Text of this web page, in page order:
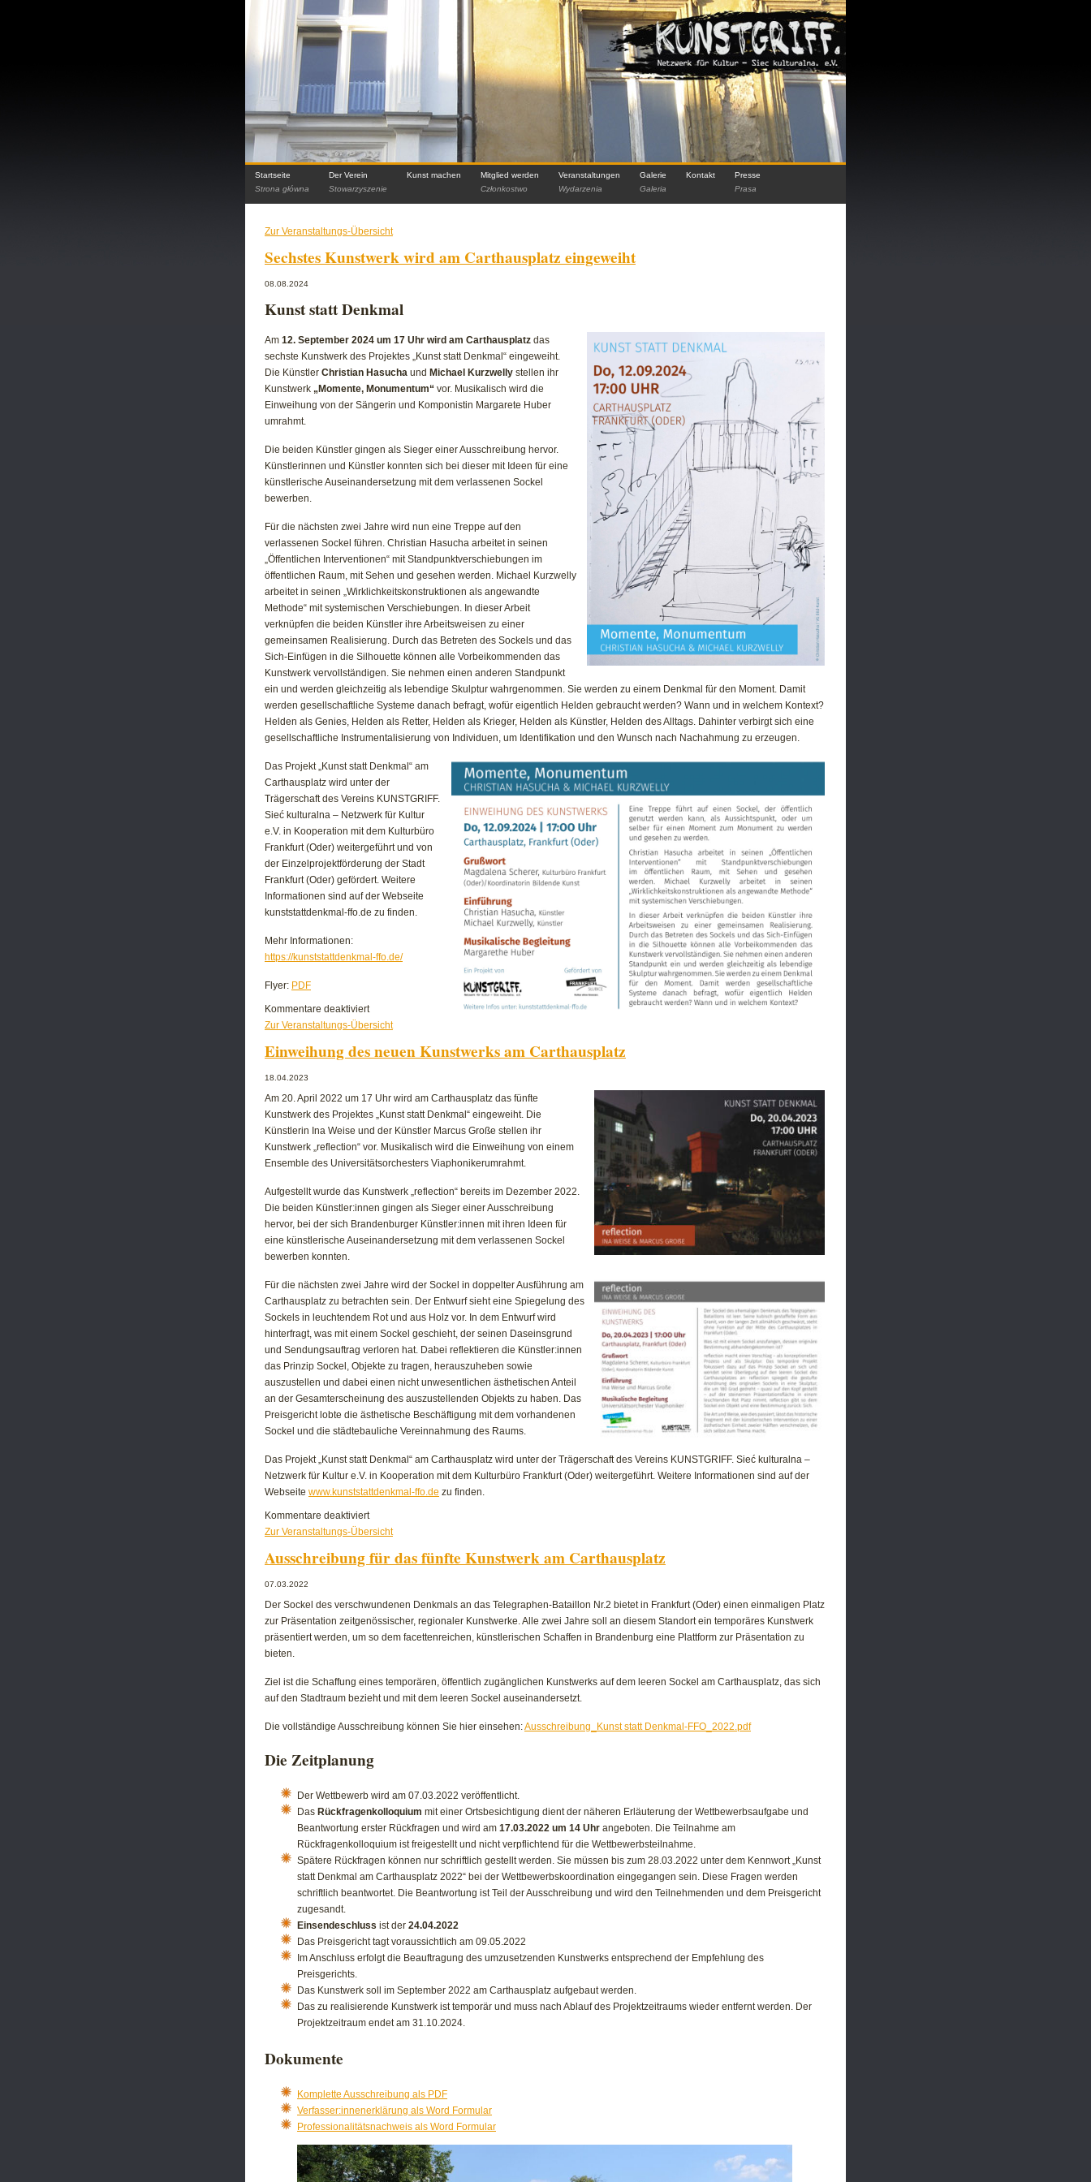
Startseite
Strona główna
Der Verein
Stowarzyszenie
Kunst machen
Mitglied werden
Członkostwo
Veranstaltungen
Wydarzenia
Galerie
Galeria
Kontakt
Presse
Prasa
Zur Veranstaltungs-Übersicht
Sechstes Kunstwerk wird am Carthausplatz eingeweiht
08.08.2024
Kunst statt Denkmal
Am 12. September 2024 um 17 Uhr wird am Carthausplatz das
sechste Kunstwerk des Projektes „Kunst statt Denkmal“ eingeweiht.
Die Künstler Christian Hasucha und Michael Kurzwelly stellen ihr
Kunstwerk „Momente, Monumentum“ vor. Musikalisch wird die
Einweihung von der Sängerin und Komponistin Margarete Huber
umrahmt.
Die beiden Künstler gingen als Sieger einer Ausschreibung hervor.
Künstlerinnen und Künstler konnten sich bei dieser mit Ideen für eine
künstlerische Auseinandersetzung mit dem verlassenen Sockel
bewerben.
Für die nächsten zwei Jahre wird nun eine Treppe auf den
verlassenen Sockel führen. Christian Hasucha arbeitet in seinen
„Öffentlichen Interventionen“ mit Standpunktverschiebungen im
öffentlichen Raum, mit Sehen und gesehen werden. Michael Kurzwelly
arbeitet in seinen „Wirklichkeitskonstruktionen als angewandte
Methode“ mit systemischen Verschiebungen. In dieser Arbeit
verknüpfen die beiden Künstler ihre Arbeitsweisen zu einer
gemeinsamen Realisierung. Durch das Betreten des Sockels und das
Sich-Einfügen in die Silhouette können alle Vorbeikommenden das
Kunstwerk vervollständigen. Sie nehmen einen anderen Standpunkt
ein und werden gleichzeitig als lebendige Skulptur wahrgenommen. Sie werden zu einem Denkmal für den Moment. Damit
werden gesellschaftliche Systeme danach befragt, wofür eigentlich Helden gebraucht werden? Wann und in welchem Kontext?
Helden als Genies, Helden als Retter, Helden als Krieger, Helden als Künstler, Helden des Alltags. Dahinter verbirgt sich eine
gesellschaftliche Instrumentalisierung von Individuen, um Identifikation und den Wunsch nach Nachahmung zu erzeugen.
Das Projekt „Kunst statt Denkmal“ am
Carthausplatz wird unter der
Trägerschaft des Vereins KUNSTGRIFF.
Sieć kulturalna – Netzwerk für Kultur
e.V. in Kooperation mit dem Kulturbüro
Frankfurt (Oder) weitergeführt und von
der Einzelprojektförderung der Stadt
Frankfurt (Oder) gefördert. Weitere
Informationen sind auf der Webseite
kunststattdenkmal-ffo.de zu finden.
Mehr Informationen:
https://kunststattdenkmal-ffo.de/
Flyer: PDF
Kommentare deaktiviertfür
Sechstes
wird
Zur Veranstaltungs-Übersicht
Einweihung des neuen Kunstwerks am Carthausplatz
18.04.2023
Am 20. April 2022 um 17 Uhr wird am Carthausplatz das fünfte
Kunstwerk des Projektes „Kunst statt Denkmal“ eingeweiht. Die
Künstlerin Ina Weise und der Künstler Marcus Große stellen ihr
Kunstwerk „reflection“ vor. Musikalisch wird die Einweihung von einem
Ensemble des Universitätsorchesters Viaphonikerumrahmt.
Aufgestellt wurde das Kunstwerk „reflection“ bereits im Dezember 2022.
Die beiden Künstler:innen gingen als Sieger einer Ausschreibung
hervor, bei der sich Brandenburger Künstler:innen mit ihren Ideen für
eine künstlerische Auseinandersetzung mit dem verlassenen Sockel
bewerben konnten.
Für die nächsten zwei Jahre wird der Sockel in doppelter Ausführung am
Carthausplatz zu betrachten sein. Der Entwurf sieht eine Spiegelung des
Sockels in leuchtendem Rot und aus Holz vor. In dem Entwurf wird
hinterfragt, was mit einem Sockel geschieht, der seinen Daseinsgrund
und Sendungsauftrag verloren hat. Dabei reflektieren die Künstler:innen
das Prinzip Sockel, Objekte zu tragen, herauszuheben sowie
auszustellen und dabei einen nicht unwesentlichen ästhetischen Anteil
an der Gesamterscheinung des auszustellenden Objekts zu haben. Das
Preisgericht lobte die ästhetische Beschäftigung mit dem vorhandenen
Sockel und die städtebauliche Vereinnahmung des Raums.
Das Projekt „Kunst statt Denkmal“ am Carthausplatz wird unter der Trägerschaft des Vereins KUNSTGRIFF. Sieć kulturalna –
Netzwerk für Kultur e.V. in Kooperation mit dem Kulturbüro Frankfurt (Oder) weitergeführt. Weitere Informationen sind auf der
Webseite www.kunststattdenkmal-ffo.de zu finden.
Kommentare deaktiviertfür
Einweihung
neuen
Zur Veranstaltungs-Übersicht
Ausschreibung für das fünfte Kunstwerk am Carthausplatz
07.03.2022
Der Sockel des verschwundenen Denkmals an das Telegraphen-Bataillon Nr.2 bietet in Frankfurt (Oder) einen einmaligen Platz
zur Präsentation zeitgenössischer, regionaler Kunstwerke. Alle zwei Jahre soll an diesem Standort ein temporäres Kunstwerk
präsentiert werden, um so dem facettenreichen, künstlerischen Schaffen in Brandenburg eine Plattform zur Präsentation zu
bieten.
Ziel ist die Schaffung eines temporären, öffentlich zugänglichen Kunstwerks auf dem leeren Sockel am Carthausplatz, das sich
auf den Stadtraum bezieht und mit dem leeren Sockel auseinandersetzt.
Die vollständige Ausschreibung können Sie hier einsehen:Ausschreibung_Kunst statt Denkmal-FFO_2022.pdf
Die Zeitplanung
Der Wettbewerb wird am 07.03.2022 veröffentlicht.
Das Rückfragenkolloquium mit einer Ortsbesichtigung dient der näheren Erläuterung der Wettbewerbsaufgabe und
Beantwortung erster Rückfragen und wird am 17.03.2022 um 14 Uhr angeboten. Die Teilnahme am
Rückfragenkolloquium ist freigestellt und nicht verpflichtend für die Wettbewerbsteilnahme.
Spätere Rückfragen können nur schriftlich gestellt werden. Sie müssen bis zum 28.03.2022 unter dem Kennwort „Kunst
statt Denkmal am Carthausplatz 2022“ bei der Wettbewerbskoordination eingegangen sein. Diese Fragen werden
schriftlich beantwortet. Die Beantwortung ist Teil der Ausschreibung und wird den Teilnehmenden und dem Preisgericht
zugesandt.
Einsendeschluss ist der 24.04.2022
Das Preisgericht tagt voraussichtlich am 09.05.2022
Im Anschluss erfolgt die Beauftragung des umzusetzenden Kunstwerks entsprechend der Empfehlung des
Preisgerichts.
Das Kunstwerk soll im September 2022 am Carthausplatz aufgebaut werden.
Das zu realisierende Kunstwerk ist temporär und muss nach Ablauf des Projektzeitraums wieder entfernt werden. Der
Projektzeitraum endet am 31.10.2024.
Dokumente
Komplette Ausschreibung als PDF
Verfasser:innenerklärung als Word Formular
Professionalitätsnachweis als Word Formular